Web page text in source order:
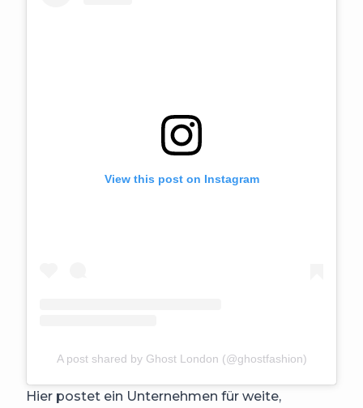
View this post on Instagram
A post shared by Ghost London (@ghostfashion)
Hier postet ein Unternehmen für weite,